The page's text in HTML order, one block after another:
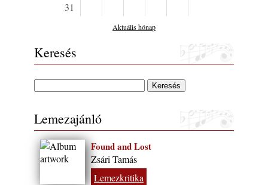
Jazz-rock albumok 1986-ból - John Scofield
2026. augusztus 01.
Ma 40 éves Gyarmati Gábor és 54 éves
Florian Ross
2026. augusztus 01.
Vér, tornádó és jazz – megjelent a Daveform
lemezének új előfutára, a Sharknado
2026. július 31.
A Grencsoport Lewis Jordan-nel a
Meseházban
2026. július 31.
31
Aktuális hónap
Keresés
Lemezajánló
Found and Lost
Zsári Tamás
Lemezkritika